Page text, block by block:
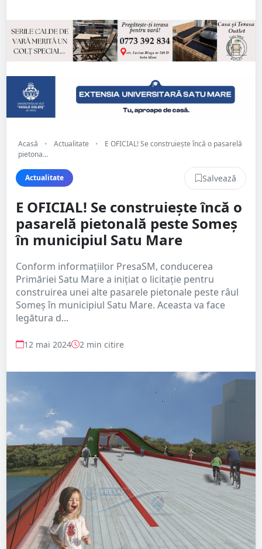
Acasă • Actualitate •
E OFICIAL! Se construiește încă o pasarelă
pietona...
Actualitate Salvează
E OFICIAL! Se construiește încă o
pasarelă pietonală peste Someș
în municipiul Satu Mare
Conform informațiilor PresaSM, conducerea
Primăriei Satu Mare a inițiat o licitație pentru
construirea unei alte pasarele pietonale peste râul
Someș în municipiul Satu Mare. Aceasta va face
legătura d...
12 mai 2024 2 min citire